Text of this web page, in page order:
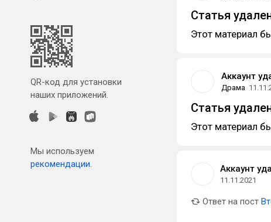
QR-код для установки
наших приложений.
Мы используем
рекомендации.
Статья
Этот материал
Аккаунт
Драма
Статья
Этот материал
Аккаунт
11.11.2021
Ответ на пост